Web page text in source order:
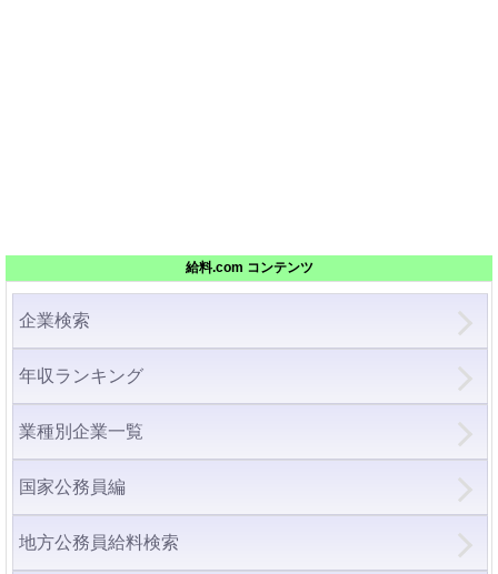
給料.com コンテンツ
企業検索
年収ランキング
業種別企業一覧
国家公務員編
地方公務員給料検索